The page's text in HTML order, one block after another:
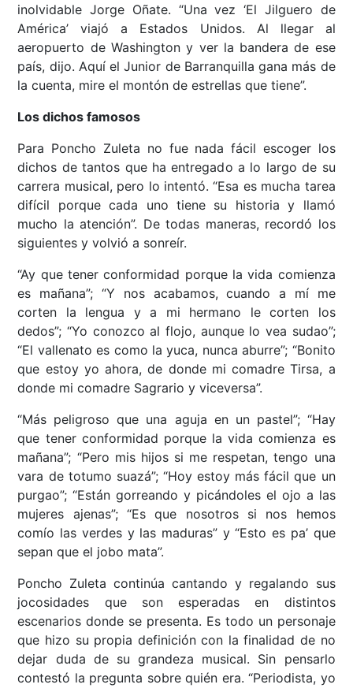
inolvidable Jorge Oñate. “Una vez ‘El Jilguero de
América’ viajó a Estados Unidos. Al llegar al
aeropuerto de Washington y ver la bandera de ese
país, dijo. Aquí el Junior de Barranquilla gana más de
la cuenta, mire el montón de estrellas que tiene”.
Los dichos famosos
Para Poncho Zuleta no fue nada fácil escoger los
dichos de tantos que ha entregado a lo largo de su
carrera musical, pero lo intentó. “Esa es mucha tarea
difícil porque cada uno tiene su historia y llamó
mucho la atención”. De todas maneras, recordó los
siguientes y volvió a sonreír.
“Ay que tener conformidad porque la vida comienza
es mañana”; “Y nos acabamos, cuando a mí me
corten la lengua y a mi hermano le corten los
dedos”; “Yo conozco al flojo, aunque lo vea sudao”;
“El vallenato es como la yuca, nunca aburre”; “Bonito
que estoy yo ahora, de donde mi comadre Tirsa, a
donde mi comadre Sagrario y viceversa”.
“Más peligroso que una aguja en un pastel”; “Hay
que tener conformidad porque la vida comienza es
mañana”; “Pero mis hijos si me respetan, tengo una
vara de totumo suazá”; “Hoy estoy más fácil que un
purgao”; “Están gorreando y picándoles el ojo a las
mujeres ajenas”; “Es que nosotros si nos hemos
comío las verdes y las maduras” y “Esto es pa’ que
sepan que el jobo mata”.
Poncho Zuleta continúa cantando y regalando sus
jocosidades que son esperadas en distintos
escenarios donde se presenta. Es todo un personaje
que hizo su propia definición con la finalidad de no
dejar duda de su grandeza musical. Sin pensarlo
contestó la pregunta sobre quién era. “Periodista, yo